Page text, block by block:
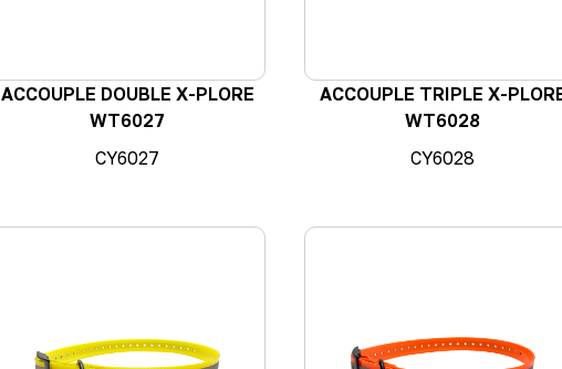
ACCOUPLE DOUBLE X-PLORE
WT6027
CY6027
ACCOUPLE TRIPLE X-
WT6028
CY6028